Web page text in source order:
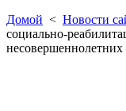
Домой < Новости
социально-